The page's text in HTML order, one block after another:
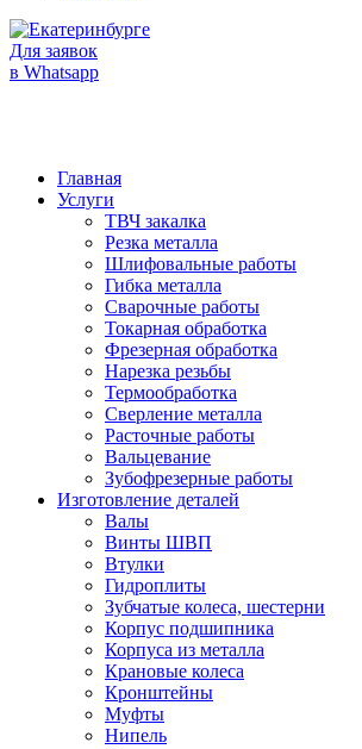
Для заявок
в Whatsapp
Главная
Услуги
ТВЧ закалка
Резка металла
Шлифовальные работы
Гибка металла
Сварочные работы
Токарная обработка
Фрезерная обработка
Нарезка резьбы
Термообработка
Сверление металла
Расточные работы
Вальцевание
Зубофрезерные работы
Изготовление деталей
Валы
Винты ШВП
Втулки
Гидроплиты
Зубчатые колеса, шестерни
Корпус подшипника
Корпуса из металла
Крановые колеса
Кронштейны
Муфты
Нипель